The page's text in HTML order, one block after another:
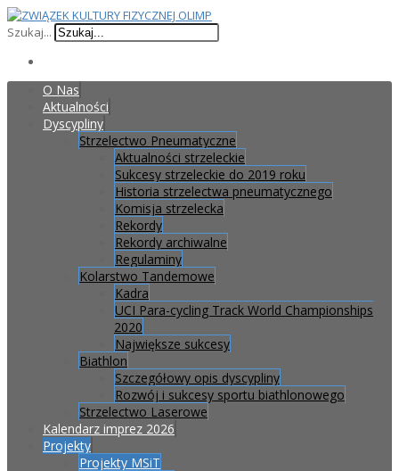
Szukaj...
O Nas
Aktualności
Dyscypliny
Strzelectwo Pneumatyczne
Aktualności strzeleckie
Sukcesy strzeleckie do 2019 roku
Historia strzelectwa pneumatycznego
Komisja strzelecka
Rekordy
Rekordy archiwalne
Regulaminy
Kolarstwo Tandemowe
Kadra
UCI Para-cycling Track World Championships
2020
Największe sukcesy
Biathlon
Szczegółowy opis dyscypliny
Rozwój i sukcesy sportu biathlonowego
Strzelectwo Laserowe
Kalendarz imprez 2026
Projekty
Projekty MSiT